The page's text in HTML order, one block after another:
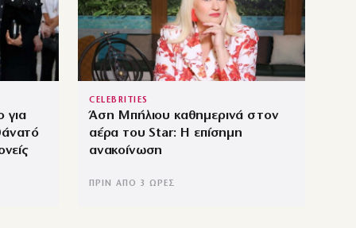
για
CELEBRITIES
Άση Μπήλιου καθημερινά στον
αέρα του Star: Η επίσημη
ανακοίνωση
ΠΡΙΝ ΑΠΌ 3 ΏΡΕΣ